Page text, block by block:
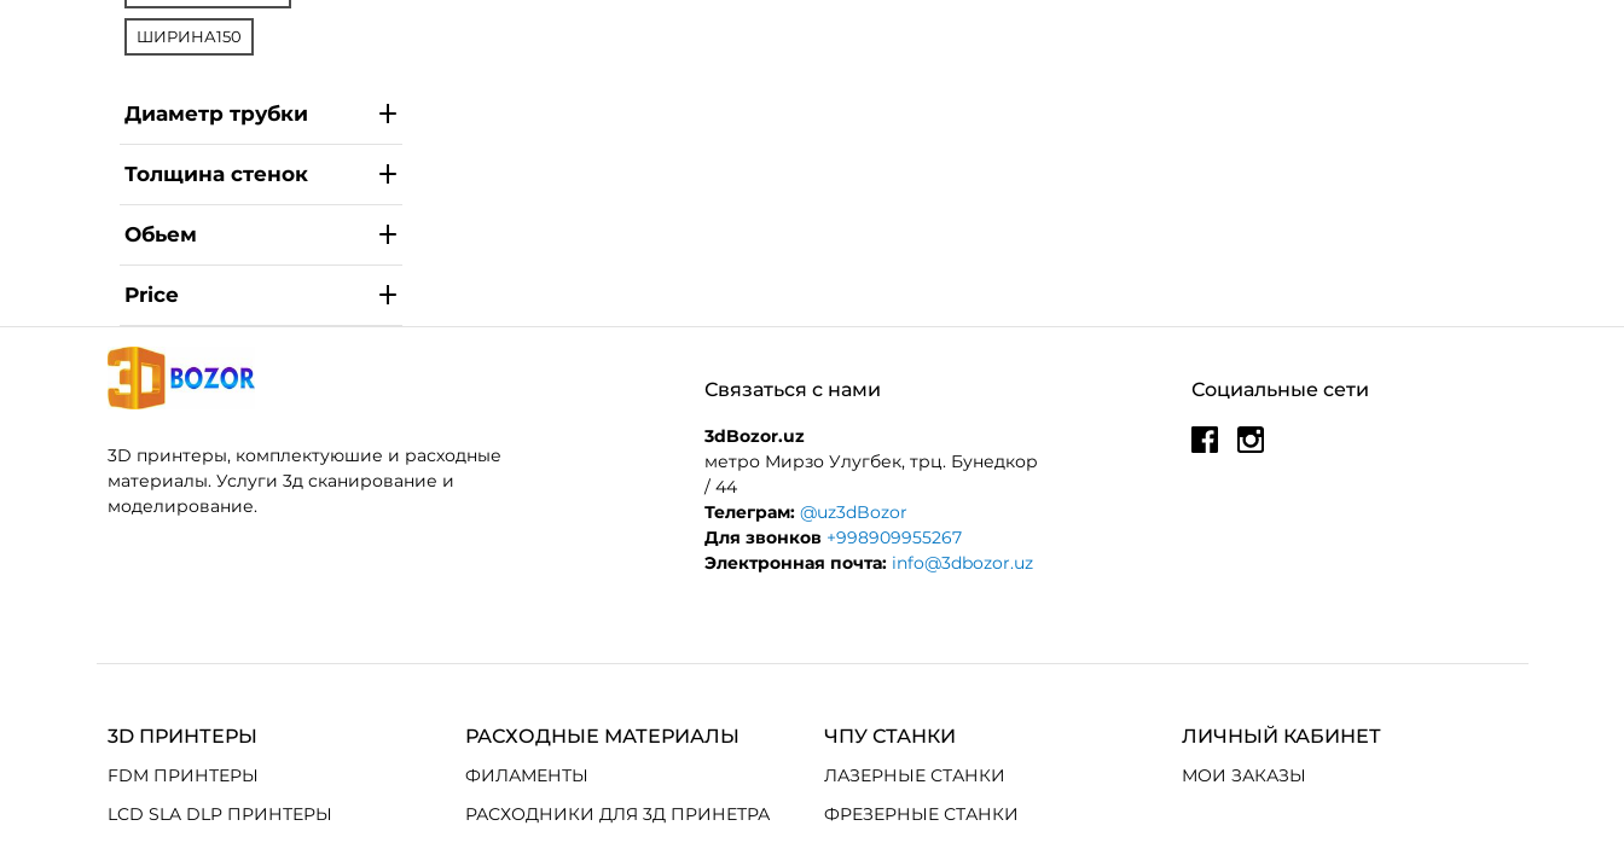
ШИРИНА150
Диаметр трубки
Толщина стенок
Обьем
Price
3D принтеры, комплектуюшие и расходные
материалы. Услуги 3д сканирование и
моделирование.
Социальные сети
Связаться с нами
3dBozor.uz
метро Мирзо Улугбек, трц. Бунедкор
/ 44
Телеграм: @uz3dBozor
Для звонков +998909955267
Электронная почта: info@3dbozor.uz
3D ПРИНТЕРЫ
FDM ПРИНТЕРЫ
LCD SLA DLP ПРИНТЕРЫ
РАСХОДНЫЕ МАТЕРИАЛЫ
ФИЛАМЕНТЫ
РАСХОДНИКИ ДЛЯ 3Д ПРИНЕТРА
ЧПУ СТАНКИ
ЛАЗЕРНЫЕ СТАНКИ
ФРЕЗЕРНЫЕ СТАНКИ
ЛИЧНЫЙ КАБИНЕТ
МОИ ЗАКАЗЫ